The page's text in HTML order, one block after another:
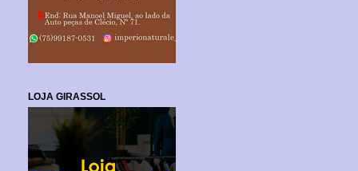
LOJA GIRASSOL